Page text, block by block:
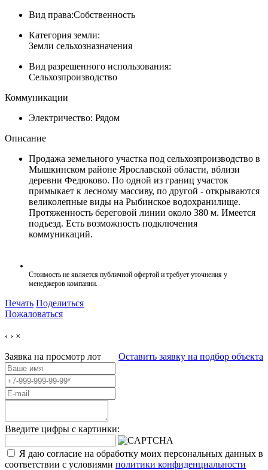
Вид права:Собственность
Категория земли:
Земли сельхозназначения
Вид разрешенного использования:
Сельхозпроизводство
Коммуникации
Электричество: Рядом
Описание
Продажа земельного участка под сельхозпроизводство в
Мышкинском районе Ярославской области, вблизи
деревни Федюково. По одной из границ участок
примыкает к лесному массиву, по другой - открываются
великолепные виды на Рыбинское водохранилище.
Протяженность береговой линии около 380 м. Имеется
подъезд. Есть возможность подключения
коммуникаций.
Стоимость не является публичной офертой и требует уточнения у
менеджеров компании.
Печать Поделиться
Пожаловаться
‹ › ×
Оставить заявку на подбор объекта
Заявка на просмотр лот
Введите цифры с картинки:
Я даю согласие на обработку моих персональных данных в
соответствии с условиями политики конфиденциальности